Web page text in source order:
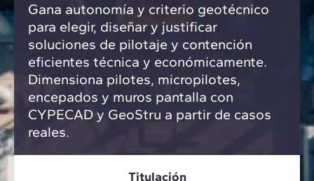
Gana autonomía y criterio geotécnico
para elegir, diseñar y justificar
soluciones de pilotaje y contención
eficientes técnica y económicamente.
Dimensiona pilotes, micropilotes,
encepados y muros pantalla con
CYPECAD y GeoStru a partir de casos
reales.
Titulación